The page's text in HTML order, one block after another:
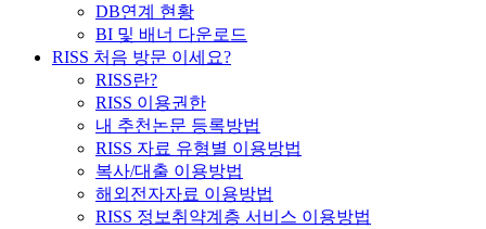
DB연계 현황
BI 및 배너 다운로드
RISS 처음 방문 이세요?
RISS란?
RISS 이용권한
내 추천논문 등록방법
RISS 자료 유형별 이용방법
복사/대출 이용방법
해외전자자료 이용방법
RISS 정보취약계층 서비스 이용방법